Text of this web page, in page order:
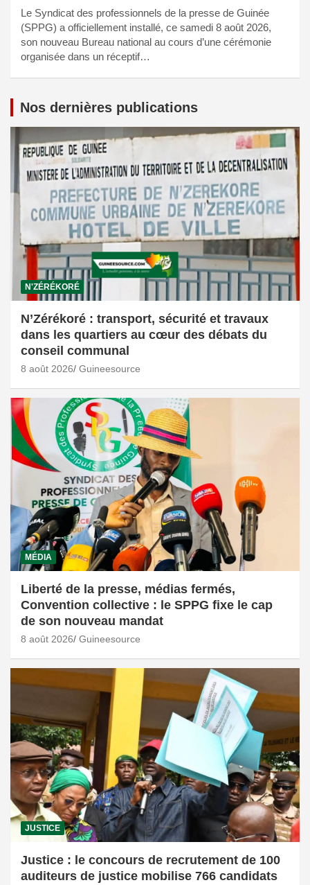
Le Syndicat des professionnels de la presse de Guinée
(SPPG) a officiellement installé, ce samedi 8 août 2026,
son nouveau Bureau national au cours d’une cérémonie
organisée dans un réceptif…
Nos dernières publications
N'ZÉRÉKORÉ
N’Zérékoré : transport, sécurité et travaux
dans les quartiers au cœur des débats du
conseil communal
8 août 2026 Guineesource
MÉDIA
Liberté de la presse, médias fermés,
Convention collective : le SPPG fixe le cap
de son nouveau mandat
8 août 2026 Guineesource
JUSTICE
Justice : le concours de recrutement de 100
auditeurs de justice mobilise 766 candidats